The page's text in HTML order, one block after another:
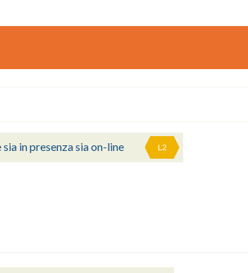
in presenza sia on-line L2